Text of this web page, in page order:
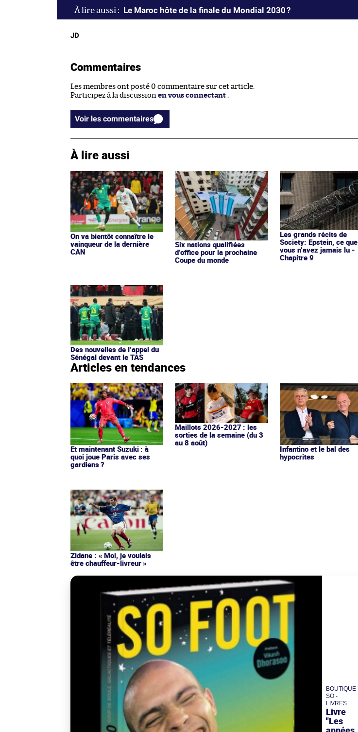
Le Maroc hôte de la finale du Mondial 2030 ?
JD
Commentaires
Les membres ont posté 0 commentaire sur cet article.
Participez à la discussion en vous connectant
Voir les commentaires
À lire aussi
On va bientôt connaître le
vainqueur de la dernière
CAN
Six nations qualifiées
d’office pour la prochaine
Coupe du monde
Les grands récits de
Society: Epstein, ce que
vous n’avez jamais lu -
Chapitre 9
Des nouvelles de l’appel du
Sénégal devant le TAS
Articles en tendances
Et maintenant Suzuki : à
quoi joue Paris avec ses
gardiens ?
Maillots 2026-2027 : les
sorties de la semaine (du 3
au 8 août)
Infantino et le bal des
hypocrites
Zidane : « Moi, je voulais
être chauffeur-livreur »
BOUTIQUE
SO -
LIVRES
Livre
"Les